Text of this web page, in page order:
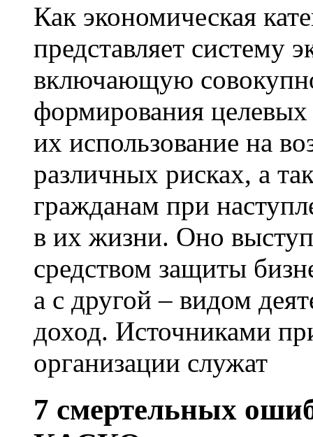
Как экономическая
представляет систему
включающую
формирования
их использование на
различных рисках, а
гражданам при
в их жизни. Оно
средством защиты
а с другой – видом
доход. Источниками
организации служат
7 смертельных